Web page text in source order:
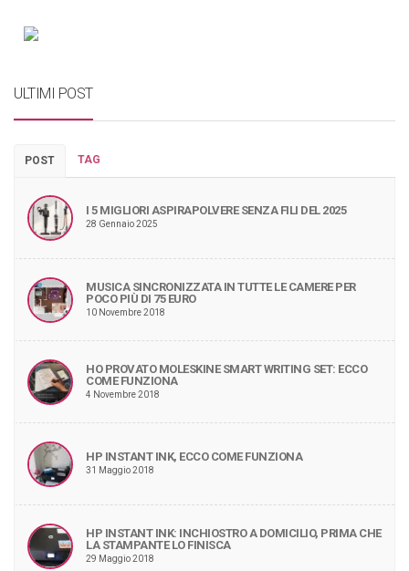
ULTIMI POST
POST TAG
I 5 MIGLIORI ASPIRAPOLVERE SENZA FILI DEL 2025
28 Gennaio 2025
MUSICA SINCRONIZZATA IN TUTTE LE CAMERE PER
POCO PIÙ DI 75 EURO
10 Novembre 2018
HO PROVATO MOLESKINE SMART WRITING SET: ECCO
COME FUNZIONA
4 Novembre 2018
HP INSTANT INK, ECCO COME FUNZIONA
31 Maggio 2018
HP INSTANT INK: INCHIOSTRO A DOMICILIO, PRIMA CHE
LA STAMPANTE LO FINISCA
29 Maggio 2018